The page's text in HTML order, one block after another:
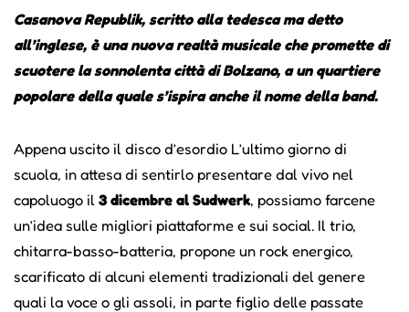
Casanova Republik, scritto alla tedesca ma detto
all’inglese, è una nuova realtà musicale che promette di
scuotere la sonnolenta città di Bolzano, a un quartiere
popolare della quale s’ispira anche il nome della band.
Appena uscito il disco d’esordio L’ultimo giorno di
scuola, in attesa di sentirlo presentare dal vivo nel
capoluogo il 3 dicembre al Sudwerk, possiamo farcene
un’idea sulle migliori piattaforme e sui social. Il trio,
chitarra-basso-batteria, propone un rock energico,
scarificato di alcuni elementi tradizionali del genere
quali la voce o gli assoli, in parte figlio delle passate